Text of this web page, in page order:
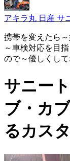
アキラ丸 日産 サ
携帯を変えたら
～車検対応を目
ので～優しくして
サニー
ブ・カ
るカス